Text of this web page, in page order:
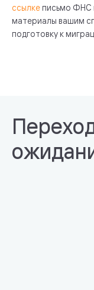
ссылке письмо ФНС
материалы вашим
подготовку к